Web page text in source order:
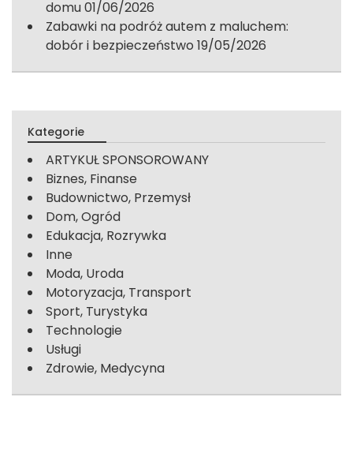
domu01/06/2026
Zabawki na podróż autem z maluchem:
dobór i bezpieczeństwo 19/05/2026
Kategorie
ARTYKUŁ SPONSOROWANY
Biznes, Finanse
Budownictwo, Przemysł
Dom, Ogród
Edukacja, Rozrywka
Inne
Moda, Uroda
Motoryzacja, Transport
Sport, Turystyka
Technologie
Usługi
Zdrowie, Medycyna